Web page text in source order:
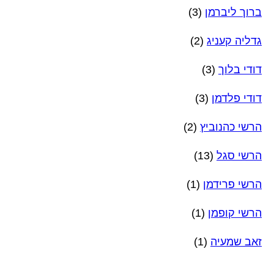
ברוך ליברמן (3)
גדליה קעניג (2)
דודי בלוך (3)
דודי פלדמן (3)
הרשי כהנוביץ (2)
הרשי סגל (13)
הרשי פרידמן (1)
הרשי קופמן (1)
זאב שמעיה (1)